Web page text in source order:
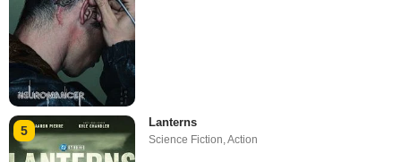
5
Lanterns
Science Fiction ,Action